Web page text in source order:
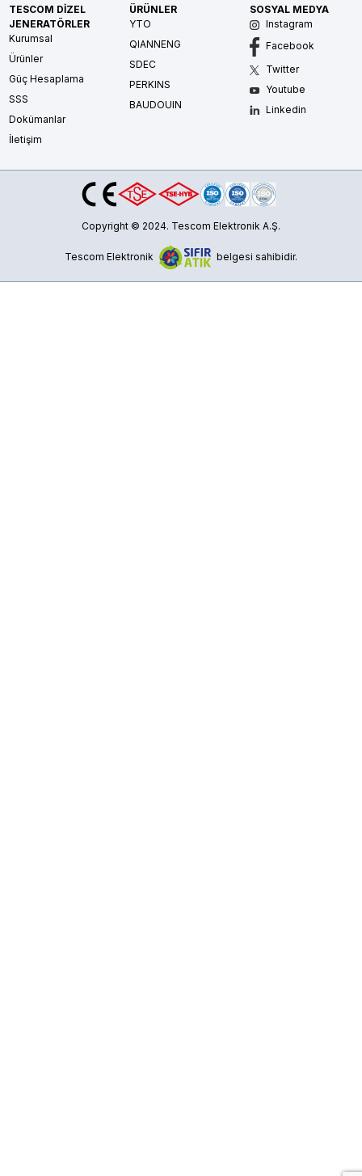
TESCOM DİZEL
JENERATÖRLER
Kurumsal
Ürünler
Güç Hesaplama
SSS
Dokümanlar
İletişim
ÜRÜNLER
YTO
QIANNENG
SDEC
PERKINS
BAUDOUIN
SOSYAL MEDYA
Instagram
Facebook
Twitter
Youtube
Linkedin
Copyright © 2024. Tescom Elektronik A.Ş.
Tescom Elektronik belgesi sahibidir.